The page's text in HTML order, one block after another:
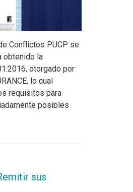
Conflictos PUCP se
obtenido la
otorgado por
lo cual
requisitos para
posibles
sus